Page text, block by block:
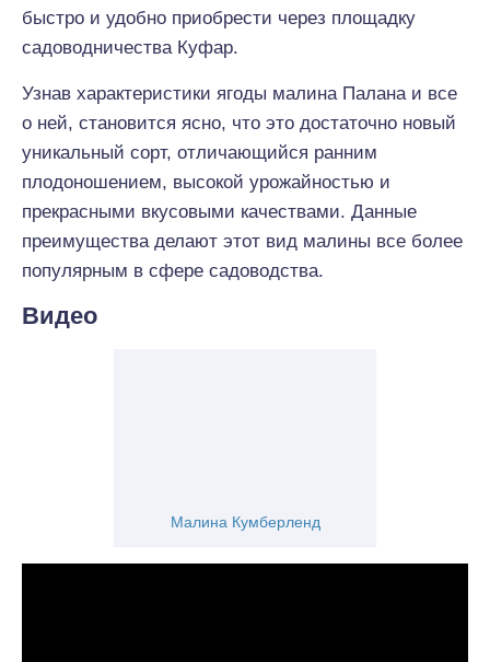
быстро и удобно приобрести через площадку
садоводничества Куфар.
Узнав характеристики ягоды малина Палана и все
о ней, становится ясно, что это достаточно новый
уникальный сорт, отличающийся ранним
плодоношением, высокой урожайностью и
прекрасными вкусовыми качествами. Данные
преимущества делают этот вид малины все более
популярным в сфере садоводства.
Видео
Малина Кумберленд